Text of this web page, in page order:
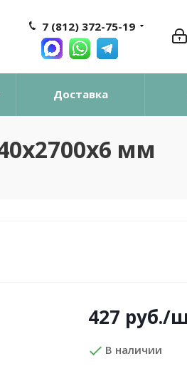
7 (812) 372-75-19
Доставка
мм
427 руб./
В наличии